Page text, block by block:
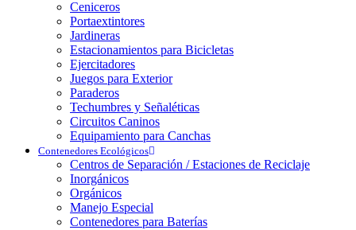
Ceniceros
Portaextintores
Jardineras
Estacionamientos para Bicicletas
Ejercitadores
Juegos para Exterior
Paraderos
Techumbres y Señaléticas
Circuitos Caninos
Equipamiento para Canchas
Contenedores Ecológicos
Centros de Separación / Estaciones de Reciclaje
Inorgánicos
Orgánicos
Manejo Especial
Contenedores para Baterías